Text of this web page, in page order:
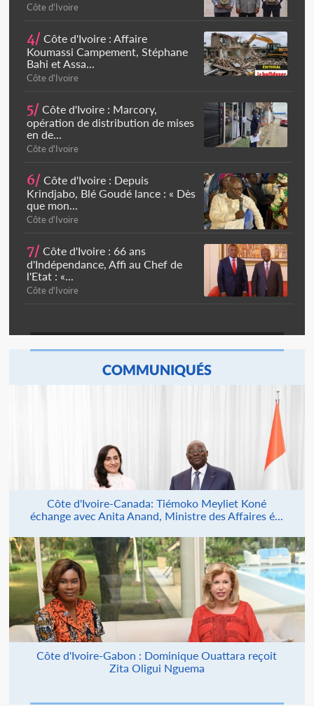
Côte d'Ivoire
4/ Côte d'Ivoire : Affaire
Koumassi Campement, Stéphane
Bahi et Assa...
Côte d'Ivoire
5/ Côte d'Ivoire : Marcory,
opération de distribution de mises
en de...
Côte d'Ivoire
6/ Côte d'Ivoire : Depuis
Krindjabo, Blé Goudé lance : « Dès
que mon...
Côte d'Ivoire
7/ Côte d'Ivoire : 66 ans
d'Indépendance, Affi au Chef de
l'Etat : «...
Côte d'Ivoire
COMMUNIQUÉS
Côte d'Ivoire-Canada: Tiémoko Meyliet Koné
échange avec Anita Anand, Ministre des Affaires é...
Côte d'Ivoire-Gabon : Dominique Ouattara reçoit
Zita Oligui Nguema